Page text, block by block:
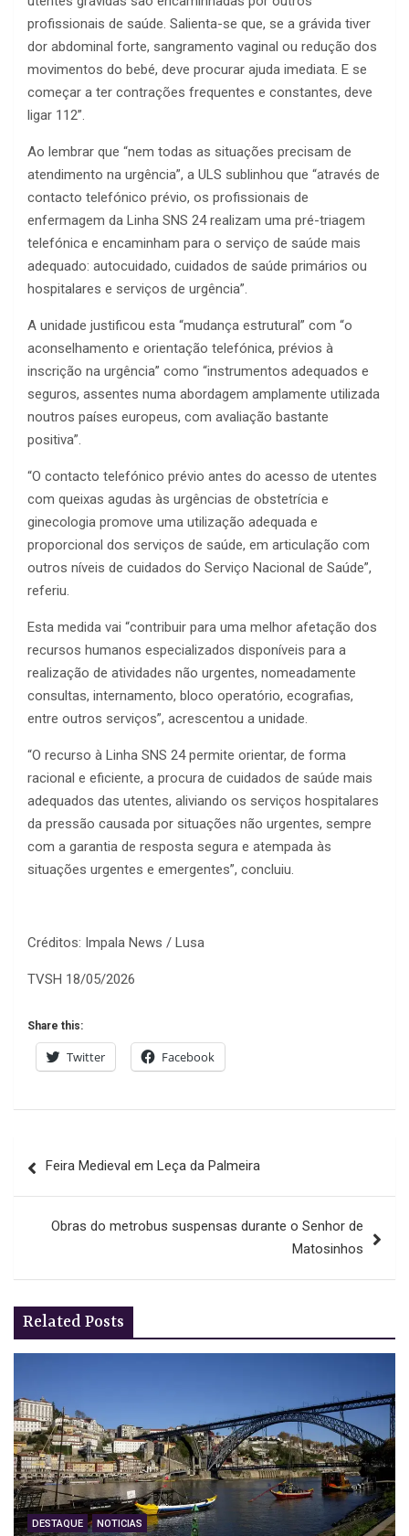
profissionais de saúde. Salienta-se que, se a grávida tiver
dor abdominal forte, sangramento vaginal ou redução dos
movimentos do bebé, deve procurar ajuda imediata. E se
começar a ter contrações frequentes e constantes, deve
ligar 112”.
Ao lembrar que “nem todas as situações precisam de
atendimento na urgência”, a ULS sublinhou que “através de
contacto telefónico prévio, os profissionais de
enfermagem da Linha SNS 24 realizam uma pré-triagem
telefónica e encaminham para o serviço de saúde mais
adequado: autocuidado, cuidados de saúde primários ou
hospitalares e serviços de urgência”.
A unidade justificou esta “mudança estrutural” com “o
aconselhamento e orientação telefónica, prévios à
inscrição na urgência” como “instrumentos adequados e
seguros, assentes numa abordagem amplamente utilizada
noutros países europeus, com avaliação bastante
positiva”.
“O contacto telefónico prévio antes do acesso de utentes
com queixas agudas às urgências de obstetrícia e
ginecologia promove uma utilização adequada e
proporcional dos serviços de saúde, em articulação com
outros níveis de cuidados do Serviço Nacional de Saúde”,
referiu.
Esta medida vai “contribuir para uma melhor afetação dos
recursos humanos especializados disponíveis para a
realização de atividades não urgentes, nomeadamente
consultas, internamento, bloco operatório, ecografias,
entre outros serviços”, acrescentou a unidade.
“O recurso à Linha SNS 24 permite orientar, de forma
racional e eficiente, a procura de cuidados de saúde mais
adequados das utentes, aliviando os serviços hospitalares
da pressão causada por situações não urgentes, sempre
com a garantia de resposta segura e atempada às
situações urgentes e emergentes”, concluiu.
Créditos: Impala News / Lusa
TVSH 18/05/2026
Share this:
Twitter Facebook
de
Feira Medieval em Leça da Palmeira
Obras do metrobus suspensas durante o Senhor de
Matosinhos
Related Posts
DESTAQUE NOTICIAS